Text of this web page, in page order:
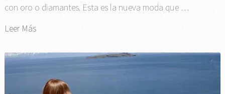
con oro o diamantes. Esta es la nueva moda que …
Leer Más